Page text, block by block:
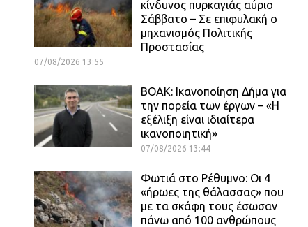
κίνδυνος πυρκαγιάς αύριο
Σάββατο – Σε επιφυλακή ο
μηχανισμός Πολιτικής
Προστασίας
07/08/2026 13:55
ΒΟΑΚ: Ικανοποίηση Δήμα για
την πορεία των έργων – «Η
εξέλιξη είναι ιδιαίτερα
ικανοποιητική»
07/08/2026 13:44
Φωτιά στο Ρέθυμνο: Οι 4
«ήρωες της θάλασσας» που
με τα σκάφη τους έσωσαν
πάνω από 100 ανθρώπους